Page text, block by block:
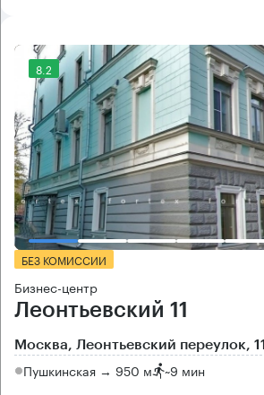
8.2
БЕЗ КОМИССИИ
Бизнес-центр
Леонтьевский 11
Москва, Леонтьевский переулок, 11
Пушкинская → 950 м ~9 мин